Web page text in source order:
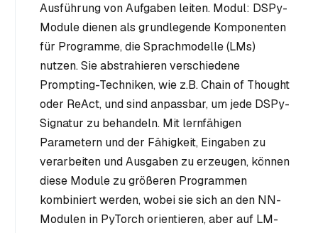
Ausführung von Aufgaben leiten. Modul: DSPy-
Module dienen als grundlegende Komponenten
für Programme, die Sprachmodelle (LMs)
nutzen. Sie abstrahieren verschiedene
Prompting-Techniken, wie z.B. Chain of Thought
oder ReAct, und sind anpassbar, um jede DSPy-
Signatur zu behandeln. Mit lernfähigen
Parametern und der Fähigkeit, Eingaben zu
verarbeiten und Ausgaben zu erzeugen, können
diese Module zu größeren Programmen
kombiniert werden, wobei sie sich an den NN-
Modulen in PyTorch orientieren, aber auf LM-